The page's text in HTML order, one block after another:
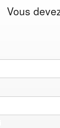
Vous